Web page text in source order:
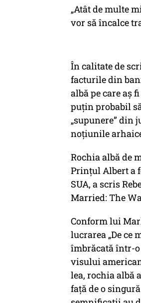
„Atât de multe
vor să încalce
În calitate de
facturile din
albă pe care aș
puțin probabil
„supunere” din
noțiunile
Rochia albă de
Prințul Albert a
SUA, a scris
Married: The
Conform lui
lucrarea „De ce
îmbrăcată într-o
visului
lea, rochia albă
față de o